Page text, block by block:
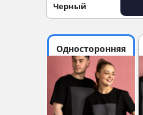
Черный
Односторонняя